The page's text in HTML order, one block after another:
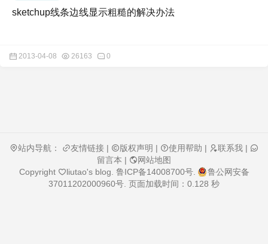
sketchup线条边线显示粗糙的解决办法
2013-04-08 26163 0
站内导航： 友情链接 | 版权声明 | 使用帮助 | 联系我 |
留言本 |
网站地图
Copyright
liutao's blog 鲁ICP备14008700号.
鲁公网安备
37011202000960号 . 页面加载时间：0.128 秒